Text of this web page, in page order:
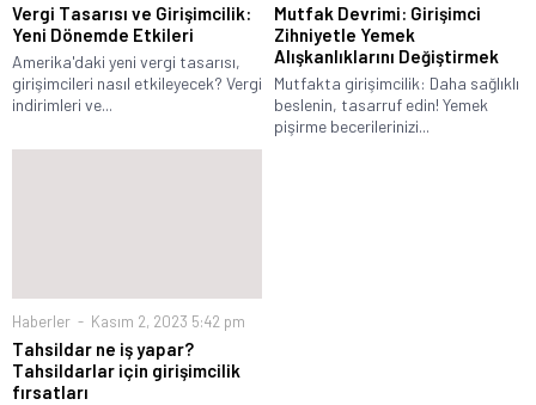
Vergi Tasarısı ve Girişimcilik:
Yeni Dönemde Etkileri
Amerika'daki yeni vergi tasarısı,
girişimcileri nasıl etkileyecek? Vergi
indirimleri ve...
Mutfak Devrimi: Girişimci
Zihniyetle Yemek
Alışkanlıklarını Değiştirmek
Mutfakta girişimcilik: Daha sağlıklı
beslenin, tasarruf edin! Yemek
pişirme becerilerinizi...
Haberler Kasım 2, 2023 5:42 pm
Tahsildar ne iş yapar?
Tahsildarlar için girişimcilik
fırsatları